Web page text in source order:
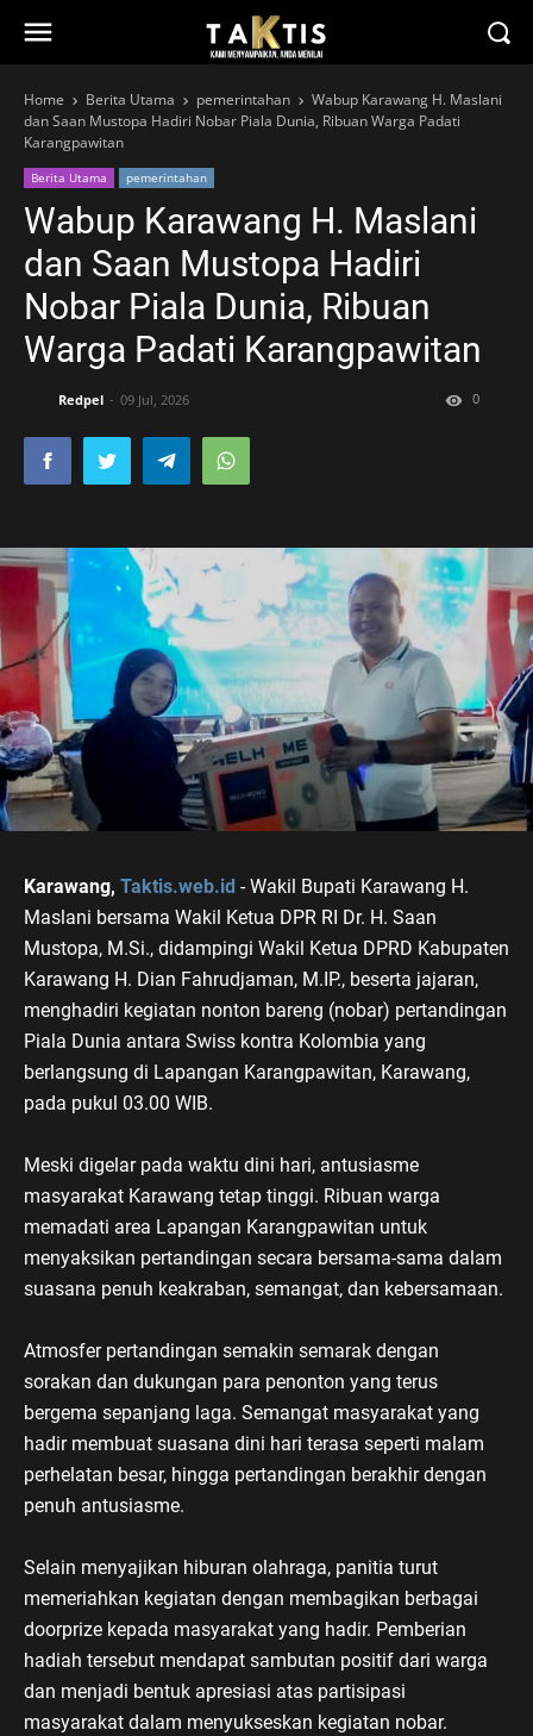
Home Berita Utama pemerintahan
Wabup Karawang H. Maslani
dan Saan Mustopa Hadiri Nobar Piala Dunia, Ribuan Warga Padati
Karangpawitan
Berita Utama pemerintahan
Wabup Karawang H. Maslani
dan Saan Mustopa Hadiri
Nobar Piala Dunia, Ribuan
Warga Padati Karangpawitan
Redpel 09 Jul, 2026 0
Karawang, Taktis.web.id - Wakil Bupati Karawang H.
Maslani bersama Wakil Ketua DPR RI Dr. H. Saan
Mustopa, M.Si., didampingi Wakil Ketua DPRD Kabupaten
Karawang H. Dian Fahrudjaman, M.IP., beserta jajaran,
menghadiri kegiatan nonton bareng (nobar) pertandingan
Piala Dunia antara Swiss kontra Kolombia yang
berlangsung di Lapangan Karangpawitan, Karawang,
pada pukul 03.00 WIB.
Meski digelar pada waktu dini hari, antusiasme
masyarakat Karawang tetap tinggi. Ribuan warga
memadati area Lapangan Karangpawitan untuk
menyaksikan pertandingan secara bersama-sama dalam
suasana penuh keakraban, semangat, dan kebersamaan.
Atmosfer pertandingan semakin semarak dengan
sorakan dan dukungan para penonton yang terus
bergema sepanjang laga. Semangat masyarakat yang
hadir membuat suasana dini hari terasa seperti malam
perhelatan besar, hingga pertandingan berakhir dengan
penuh antusiasme.
Selain menyajikan hiburan olahraga, panitia turut
memeriahkan kegiatan dengan membagikan berbagai
doorprize kepada masyarakat yang hadir. Pemberian
hadiah tersebut mendapat sambutan positif dari warga
dan menjadi bentuk apresiasi atas partisipasi
masyarakat dalam menyukseskan kegiatan nobar.